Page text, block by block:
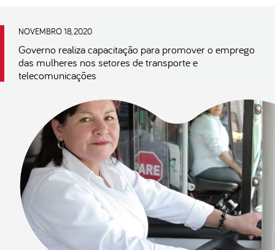
NOVEMBRO 18, 2020
Governo realiza capacitação para promover o emprego
das mulheres nos setores de transporte e
telecomunicações